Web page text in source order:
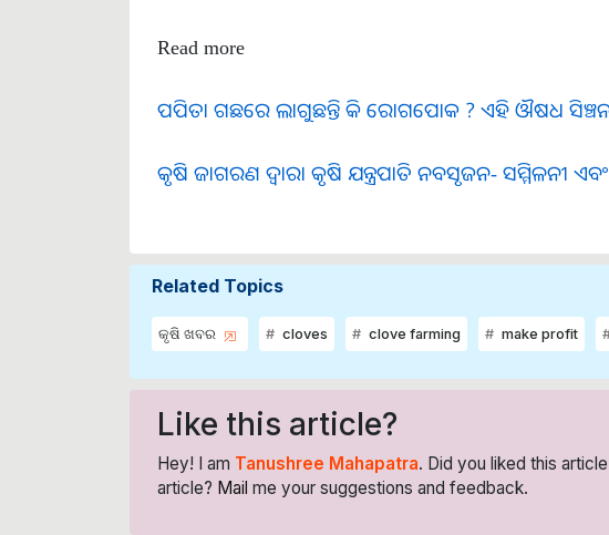
Read more
ପପିତା ଗଛରେ ଲାଗୁଛନ୍ତି କି ରୋଗପୋକ ? ଏହି ଔଷଧ ସିଞ୍ଚନ
କୃଷି ଜାଗରଣ ଦ୍ୱାରା କୃଷି ଯନ୍ତ୍ରପାତି ନବସୃଜନ- ସମ୍ମିଳନୀ
Related Topics
କୃଷି ଖବର cloves clove farming make profit
Like this article?
Hey! I am Tanushree Mahapatra. Did you liked this
article? Mail me your suggestions and feedback.